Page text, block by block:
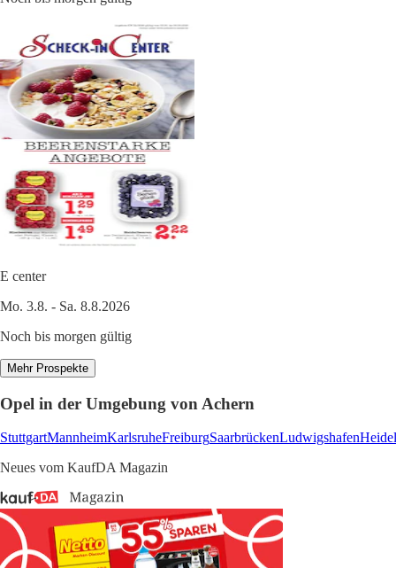
E center
Mo. 3.8. - Sa. 8.8.2026
Noch bis morgen gültig
Mehr Prospekte
Opel in der Umgebung von Achern
StuttgartMannheimKarlsruheFreiburgSaarbrückenLudwigshafen
Neues vom KaufDA Magazin